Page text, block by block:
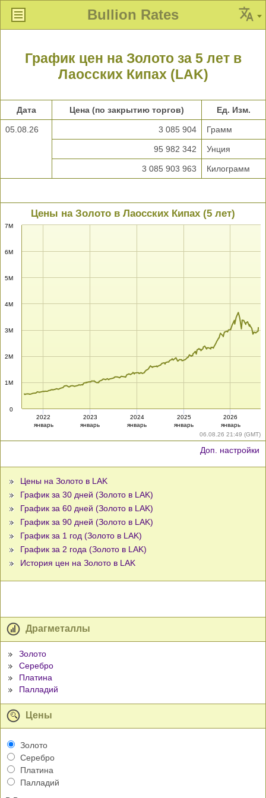
Bullion Rates
График цен на Золото за 5 лет в
Лаосских Кипах (LAK)
Дата Цена (по закрытию торгов) Ед. Изм.
05.08.26 3 085 904 Грамм
95 982 342 Унция
3 085 903 963 Килограмм
06.08.26 21:49 (GMT)
Цены на Золото в Лаосских Кипах (5 лет)
0
1M
2M
3M
4M
5M
6M
7M
2022
январь
2023
январь
2024
январь
2025
январь
2026
январь
Доп. настройки
Цены на Золото в LAK
График за 30 дней (Золото в LAK)
График за 60 дней (Золото в LAK)
График за 90 дней (Золото в LAK)
График за 1 год (Золото в LAK)
График за 2 года (Золото в LAK)
История цен на Золото в LAK
Драгметаллы
Золото
Серебро
Платина
Палладий
Цены
Золото
Серебро
Платина
Палладий